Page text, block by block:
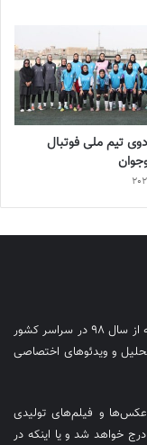
تیم ملی فوتبال
روزنامه فوتبالز، روزنامه ای ورزشی چاپ صبح است که از سال ۹۸ در سراسر کشور
و ویدئوهای اختصاصی
عکس‌ها و فیلم‌های تولیدی
خواهد شد و یا اینکه در